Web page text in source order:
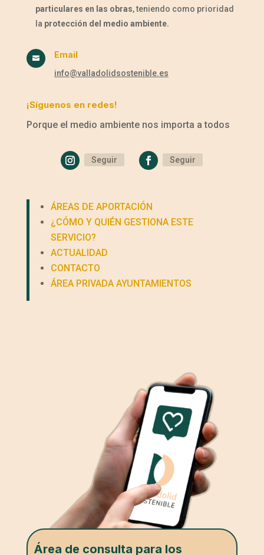
particulares en las obras, teniendo como prioridad
la protección del medio ambiente.
 Email
info@valladolidsostenible.es
¡Síguenos en redes!
Porque el medio ambiente nos importa a todos
Seguir Seguir
ÁREAS DE APORTACIÓN
¿CÓMO Y QUIÉN GESTIONA ESTE
SERVICIO?
ACTUALIDAD
CONTACTO
ÁREA PRIVADA AYUNTAMIENTOS
Área de consulta para los